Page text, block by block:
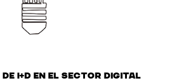
de I+D en el sector digital